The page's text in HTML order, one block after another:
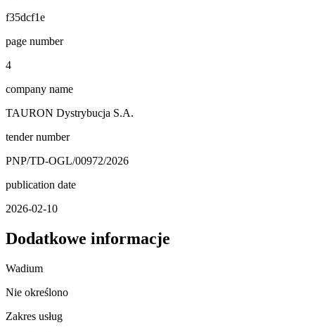
f35dcf1e
page number
4
company name
TAURON Dystrybucja S.A.
tender number
PNP/TD-OGL/00972/2026
publication date
2026-02-10
Dodatkowe informacje
Wadium
Nie określono
Zakres usług